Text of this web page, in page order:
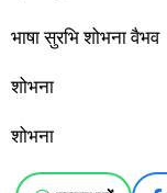
भाषा सुरभि शोभना वैभव
शोभना
शोभना